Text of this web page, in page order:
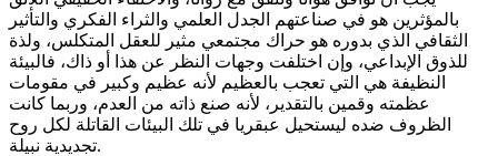
بالمؤثرين هو في صناعتهم الجدل العلمي والثراء الفكري والتأثير
الثقافي الذي بدوره هو حراك مجتمعي مثير للعقل المتكلس، ولذة
للذوق الإبداعي، وإن اختلفت وجهات النظر عن هذا أو ذاك، فالبيئة
النظيفة هي التي تعجب بالعظيم لأنه عظيم وكبير في مقومات
عظمته وقمين بالتقدير، لأنه صنع ذاته من العدم، وربما كانت
الظروف ضده ليستحيل عبقريا في تلك البيئات القاتلة لكل روح
تجديدية نبيلة.